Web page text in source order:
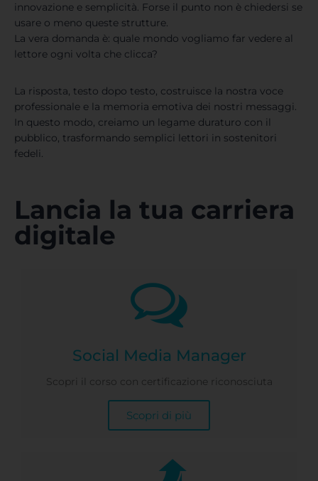
innovazione e semplicità. Forse il punto non è chiedersi se
usare o meno queste strutture.
La vera domanda è: quale mondo vogliamo far vedere al
lettore ogni volta che clicca?
La risposta, testo dopo testo, costruisce la nostra voce
professionale e la memoria emotiva dei nostri messaggi.
In questo modo, creiamo un legame duraturo con il
pubblico, trasformando semplici lettori in sostenitori
fedeli.
Lancia la tua carriera
digitale
Social Media Manager
Scopri il corso con certificazione riconosciuta
Scopri di più